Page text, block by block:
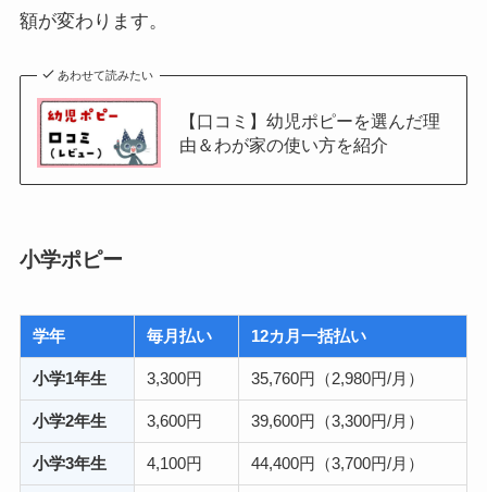
額が変わります。
あわせて読みたい
【口コミ】幼児ポピーを選んだ理
由＆わが家の使い方を紹介
小学ポピー
学年 毎月払い 12カ月一括払い
小学1年生 3,300円 35,760円（2,980円/月）
小学2年生 3,600円 39,600円（3,300円/月）
小学3年生 4,100円 44,400円（3,700円/月）